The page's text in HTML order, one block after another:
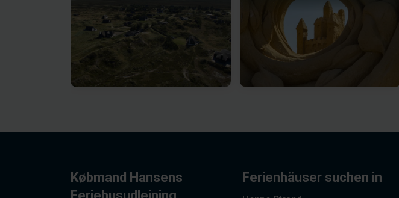
Købmand Hansens
Ferienhäuser suchen in